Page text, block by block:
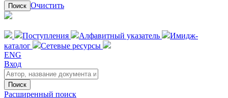
Поиск Очистить
Поступления Алфавитный указатель
Имидж-
каталог
Сетевые ресурсы
ENG
Вход
Поиск
Расширенный поиск